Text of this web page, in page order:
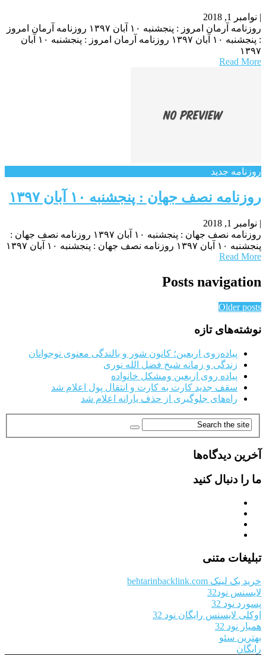
| نوامبر 1, 2018
روزنامه آرمان امروز : پنجشنبه ۱۰ آبان ۱۳۹۷ روزنامه آرمان امروز
: پنجشنبه ۱۰ آبان ۱۳۹۷ روزنامه آرمان امروز : پنجشنبه ۱۰ آبان
۱۳۹۷
Read More
روزنامه جدید
روزنامه نصف جهان : پنجشنبه ۱۰ آبان ۱۳۹۷
| نوامبر 1, 2018
روزنامه نصف جهان : پنجشنبه ۱۰ آبان ۱۳۹۷ روزنامه نصف جهان :
پنجشنبه ۱۰ آبان ۱۳۹۷ روزنامه نصف جهان : پنجشنبه ۱۰ آبان ۱۳۹۷
Read More
Posts navigation
Older posts
نوشته‌های تازه
پیاده‌روی اربعین؛ کانون شور و بالندگی معنوی نوجوانان
زندگی و زمانه شیخ فضل الله نوری
پیاده روی اربعین ومشکل خانواده
سقف جدید کارت به کارت و انتقال پول اعلام شد
راه‌های جلوگیری از حذف یارانه اعلام شد
آخرین دیدگاه‌ها
ما را دنبال کنید
تبلیغات متنی
خرید بک لینک behtarinbacklink.com
لایسنس نود32
پسورد نود 32
اوکلی لایسنس رایگان نود 32
همیار نود 32
بهترین سئو
رایگان